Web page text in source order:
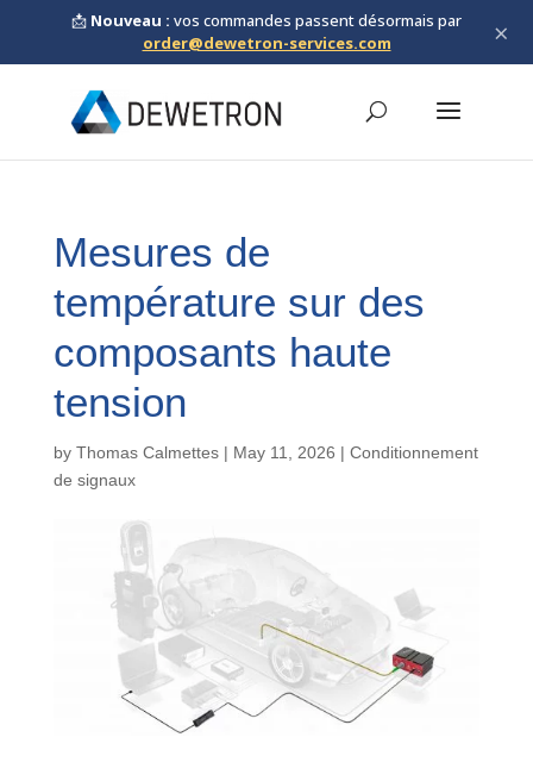
📩 Nouveau : vos commandes passent désormais par
order@dewetron-services.com
×
Mesures de
température sur des
composants haute
tension
by Thomas Calmettes| May 11, 2026 | Conditionnement
de signaux